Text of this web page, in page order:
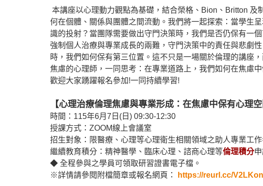
本講座以心理動力觀點為基礎，結合榮格、Bion、 Britton 及
何在個體、 關係與團體之間流動。我們將一起探索：當學生呈
識的投射？ 當團隊需要做出守門決策時， 我們是否仍保有一
強制個人治療與專業成長的兩難，守門決策中的責任與悲劇性
時， 我們如何保有第三位置。這不只是一場關於倫理的講座，
焦慮的心理師，一同思考：在專業道路上， 我們如何在焦慮
歡迎大家踴躍報名參加!一同持續學習!
【心理治療倫理焦慮與專業形成：在焦慮中保有心理
時間：115年6月7日(日) 09:30-12:30
授課方式：ZOOM線上會議室
招生對象：限醫療、心理等心理衛生相關領域之助人專業工作
繼續教育積分：精神醫學、臨床心理、諮商心理等倫理積分
◆ 全程參與之學員可領取研習證書電子檔。
※詳情請參閱附檔簡章或報名網頁：
https://reurl.cc/V2LKon